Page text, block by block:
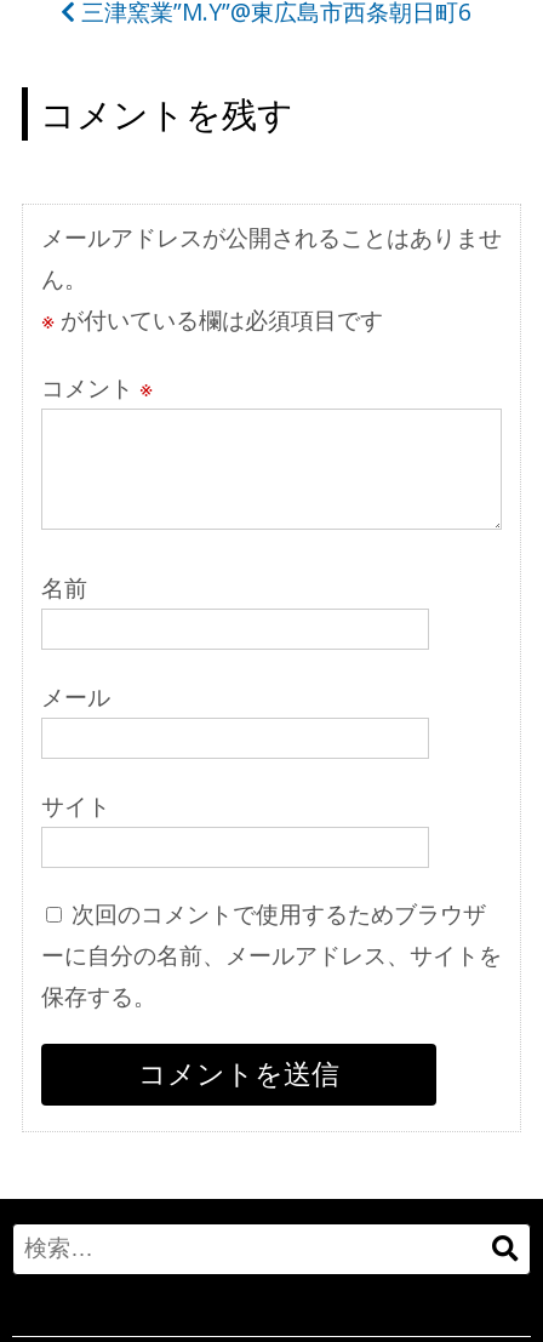
ゲ
ー
ョ
ン
三津窯業”M.Y”@東広島市西条朝日町6
コメントを残す
メールアドレスが公開されることはありませ
ん。
※が付いている欄は必須項目です
コメント ※
名前
メール
サイト
次回のコメントで使用するためブラウザ
ーに自分の名前、メールアドレス、サイトを
保存する。
Search
for: